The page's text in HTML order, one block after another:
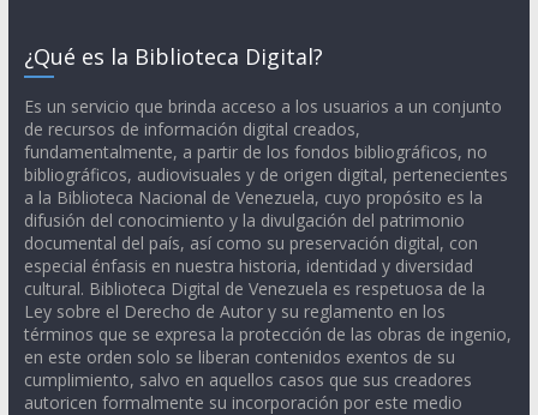
¿Qué es la Biblioteca Digital?
Es un servicio que brinda acceso a los usuarios a un conjunto
de recursos de información digital creados,
fundamentalmente, a partir de los fondos bibliográficos, no
bibliográficos, audiovisuales y de origen digital, pertenecientes
a la Biblioteca Nacional de Venezuela, cuyo propósito es la
difusión del conocimiento y la divulgación del patrimonio
documental del país, así como su preservación digital, con
especial énfasis en nuestra historia, identidad y diversidad
cultural. Biblioteca Digital de Venezuela es respetuosa de la
Ley sobre el Derecho de Autor y su reglamento en los
términos que se expresa la protección de las obras de ingenio,
en este orden solo se liberan contenidos exentos de su
cumplimiento, salvo en aquellos casos que sus creadores
autoricen formalmente su incorporación por este medio